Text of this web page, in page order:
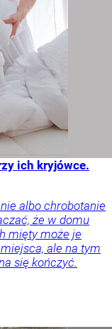
ich kryjówce.
albo chrobotanie
że w domu
mięty może je
ale na tym
się kończyć.